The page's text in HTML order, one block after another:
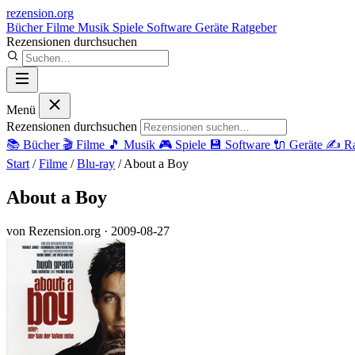
rezension.org
BücherFilme Musik Spiele Software Geräte Ratgeber
Rezensionen durchsuchen
Menü
Rezensionen durchsuchen
📚 Bücher 🎬 Filme 🎵 Musik 🎮 Spiele 💾 Software 🔌 Geräte ✍️
Start / Filme / Blu-ray / About a Boy
About a Boy
von Rezension.org · 2009-08-27